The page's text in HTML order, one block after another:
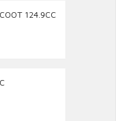
124.9CC